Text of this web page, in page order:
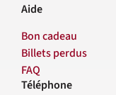
Aide
Bon cadeau
Billets perdus
FAQ
Contact
Téléphone